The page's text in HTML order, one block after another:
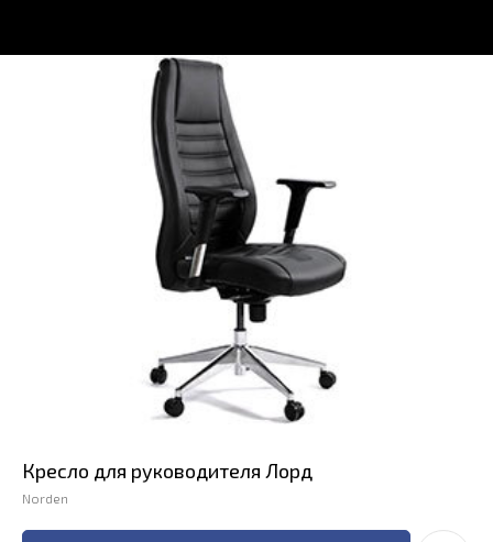
Кресло для руководителя Лорд
Norden